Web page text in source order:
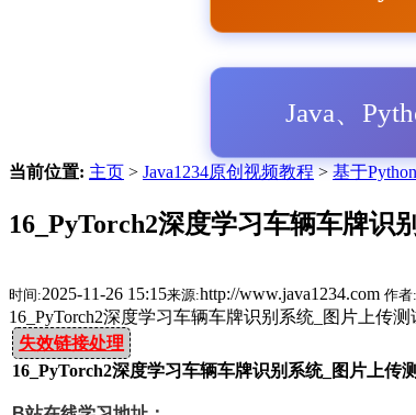
Java、
当前位置: 主页 > Java1234原创视频教程 > 基于
16_PyTorch2深度学习车辆车牌识
时间:2025-11-26 15:15来源:http://www.java1234.com 作者:
16_PyTorch2深度学习车辆车牌识别系统_图片上传测
失效链接处理
16_PyTorch2深度学习车辆车牌识别系统_图片上传